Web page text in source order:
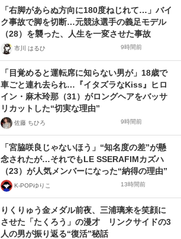
「右脚があらぬ方向に180度ねじれて…」バイ
ク事故で脚を切断…元競泳選手の義足モデル
（28）を襲った、人生を一変させた事故
市川 はるひ 9時間前
「目覚めると運転席に知らない男が」18歳で
車ごと連れ去られ…『イタズラなKiss』ヒロ
イン・麻木玲那（31）がロングヘアをバッサ
リカットした“切実な理由”
佐藤 ちひろ 9時間前
「宮脇咲良じゃないほう」“知名度の差”が懸
念されたが…それでもLE SSERAFIMカズハ
（23）が人気メンバーになった“納得の理由”
K-POPゆりこ 13時間前
りくりゅう金メダル前夜、三浦璃来を笑顔に
させた「たくろう」の漫才 リンクサイドの3
人の男が振り返る“復活”秘話